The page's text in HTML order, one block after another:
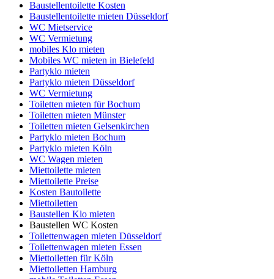
Baustellentoilette Kosten
Baustellentoilette mieten Düsseldorf
WC Mietservice
WC Vermietung
mobiles Klo mieten
Mobiles WC mieten in Bielefeld
Partyklo mieten
Partyklo mieten Düsseldorf
WC Vermietung
Toiletten mieten für Bochum
Toiletten mieten Münster
Toiletten mieten Gelsenkirchen
Partyklo mieten Bochum
Partyklo mieten Köln
WC Wagen mieten
Miettoilette mieten
Miettoilette Preise
Kosten Bautoilette
Miettoiletten
Baustellen Klo mieten
Baustellen WC Kosten
Toilettenwagen mieten Düsseldorf
Toilettenwagen mieten Essen
Miettoiletten für Köln
Miettoiletten Hamburg